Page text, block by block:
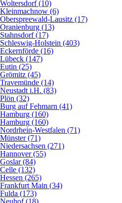
Woltersdorf (10)
Kleinmachnow (6)
Oberspreewald-Lausitz (17)
Oranienburg (13)
Stahnsdorf (17)
Schleswig-Holstein (403)
Eckernförde (16)
Lübeck (147)
Eutin (25)
Grömitz (45)
Travemünde (14)
Neustadt i.H. (83)
Plön (32)
Burg auf Fehmarn (41)
Hamburg (160)
Hamburg (160)
Nordrhein-Westfalen (71)
Münster (71)
Niedersachsen (271)
Hannover (55)
Goslar (84)
Celle (132)
Hessen (265)
Frankfurt Main (34)
Fulda (173)
Neuhof (18)